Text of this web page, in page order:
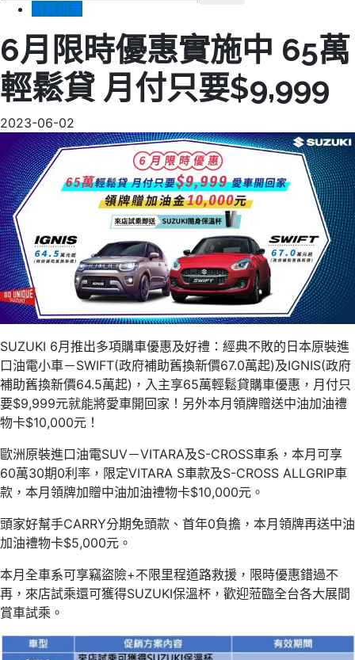
消費訊息
6月限時優惠實施中 65萬
輕鬆貸 月付只要$9,999
2023-06-02
SUZUKI 6月推出多項購車優惠及好禮：經典不敗的日本原裝進
口油電小車－SWIFT(政府補助舊換新價67.0萬起)及IGNIS(政府
補助舊換新價64.5萬起)，入主享65萬輕鬆貸購車優惠，月付只
要$9,999元就能將愛車開回家！另外本月領牌贈送中油加油禮
物卡$10,000元！
歐洲原裝進口油電SUV－VITARA及S-CROSS車系，本月可享
60萬30期0利率，限定VITARA S車款及S-CROSS ALLGRIP車
款，本月領牌加贈中油加油禮物卡$10,000元。
頭家好幫手CARRY分期免頭款、首年0負擔，本月領牌再送中油
加油禮物卡$5,000元。
本月全車系可享竊盜險+不限里程道路救援，限時優惠錯過不
再，來店試乘還可獲得SUZUKI保溫杯，歡迎蒞臨全台各大展間
賞車試乘。